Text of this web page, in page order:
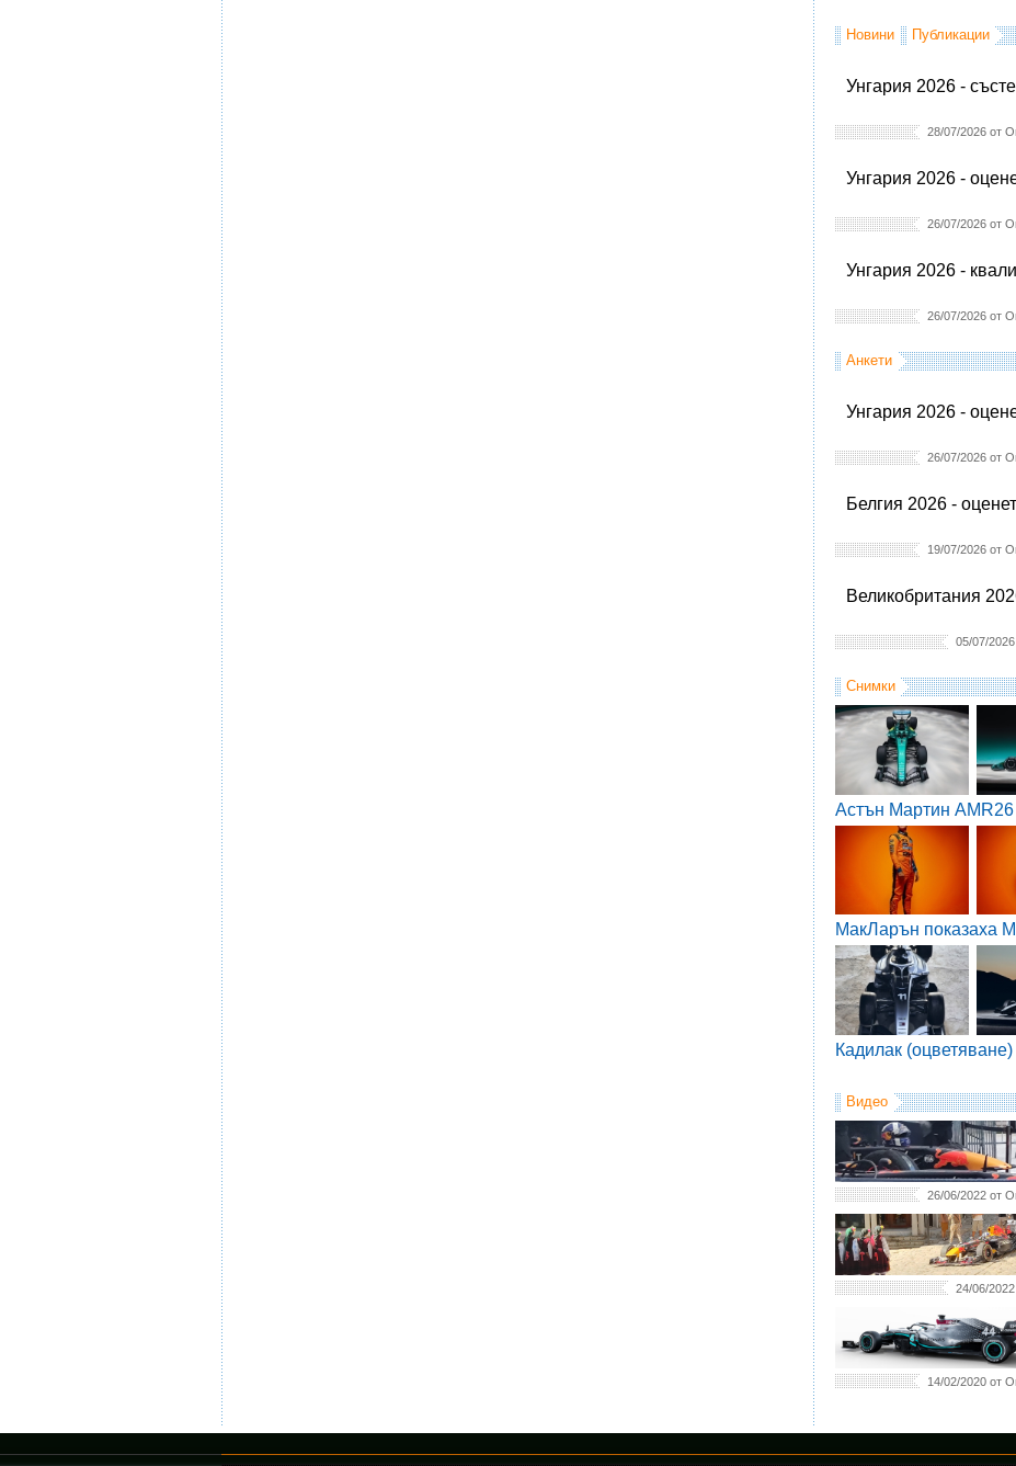
Новини Публикации
Унгария 2026 -
28/07/2026 от
Унгария 2026 -
26/07/2026 от
Унгария 2026 -
26/07/2026 от
Анкети
Унгария 2026 -
26/07/2026 от
Белгия 2026 -
19/07/2026 от
Великобритания
05/07/
Снимки
Астън Мартин AMR26
МакЛарън показаха
Кадилак (оцветяване)
Видео
26/06/2022 от
24/06/
14/02/2020 от